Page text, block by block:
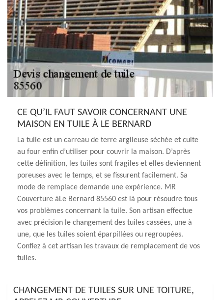
CE QU’IL FAUT SAVOIR CONCERNANT UNE
MAISON EN TUILE À LE BERNARD
La tuile est un carreau de terre argileuse séchée et cuite
au four enfin d’utiliser pour couvrir la maison. D’après
cette définition, les tuiles sont fragiles et elles deviennent
poreuses avec le temps, et se fissurent facilement. Sa
mode de remplace demande une expérience. MR
Couverture àLe Bernard 85560 est là pour résoudre tous
vos problèmes concernant la tuile. Son artisan effectue
avec précision le changement des tuiles cassées, une à
une, que les tuiles soient éparpillées ou regroupées.
Confiez à cet artisan les travaux de remplacement de vos
tuiles.
CHANGEMENT DE TUILES SUR UNE TOITURE,